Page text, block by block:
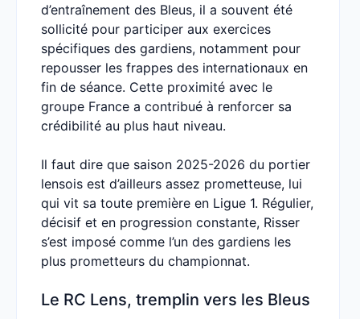
d’entraînement des Bleus, il a souvent été
sollicité pour participer aux exercices
spécifiques des gardiens, notamment pour
repousser les frappes des internationaux en
fin de séance. Cette proximité avec le
groupe France a contribué à renforcer sa
crédibilité au plus haut niveau.
Il faut dire que saison 2025-2026 du portier
lensois est d’ailleurs assez prometteuse, lui
qui vit sa toute première en Ligue 1. Régulier,
décisif et en progression constante, Risser
s’est imposé comme l’un des gardiens les
plus prometteurs du championnat.
Le RC Lens, tremplin vers les Bleus